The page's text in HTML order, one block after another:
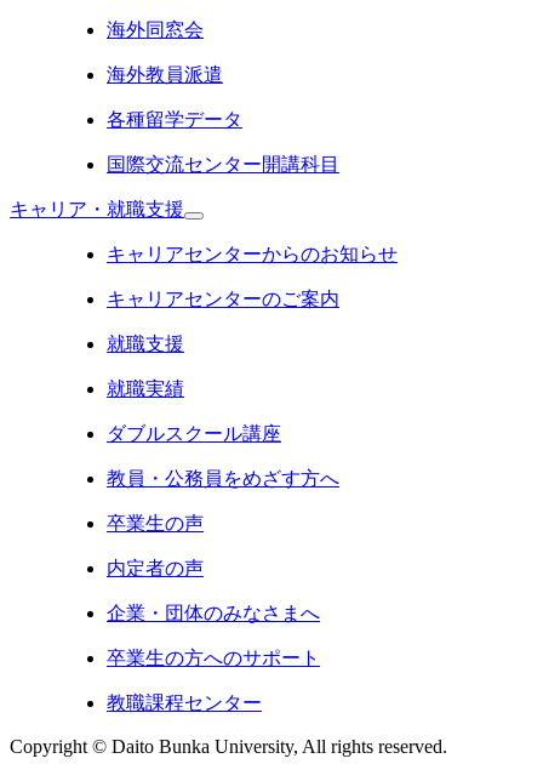
海外同窓会
海外教員派遣
各種留学データ
国際交流センター開講科目
キャリア・就職支援
キャリアセンターからのお知らせ
キャリアセンターのご案内
就職支援
就職実績
ダブルスクール講座
教員・公務員をめざす方へ
卒業生の声
内定者の声
企業・団体のみなさまへ
卒業生の方へのサポート
教職課程センター
Copyright © Daito Bunka University, All rights reserved.